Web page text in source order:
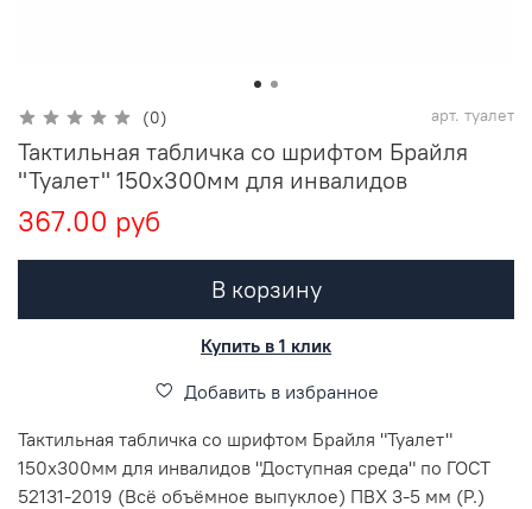
(0) арт. туалет
Тактильная табличка со шрифтом Брайля
"Туалет" 150х300мм для инвалидов
367.00 руб
В корзину
Купить в 1 клик
Добавить в избранное
Тактильная табличка со шрифтом Брайля "Туалет"
150х300мм для инвалидов "Доступная среда" по ГОСТ
52131-2019 (Всё объёмное выпуклое) ПВХ 3-5 мм (Р.)